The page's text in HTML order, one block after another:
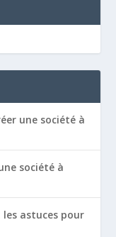
une société à
société à
les astuces pour